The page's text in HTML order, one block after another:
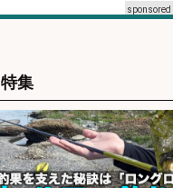
sponsored
スタート お魚のパック詰
週4日から勤務OK/希望
きる
会社名 株式会社ホットスタ
sponsored
特集